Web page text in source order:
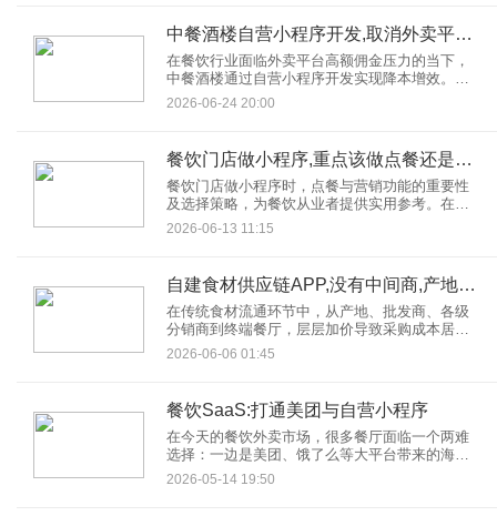
中餐酒楼自营小程序开发,取消外卖平台省下三成佣金
在餐饮行业面临外卖平台高额佣金压力的当下，
中餐酒楼通过自营小程序开发实现降本增效。本
文深度解析自营小程序如何助力酒楼节省三成佣
考。
2026-06-24 20:00
餐饮门店做小程序,重点该做点餐还是营销功能?
餐饮门店做小程序时，点餐与营销功能的重要性
及选择策略，为餐饮从业者提供实用参考。在开
发小程序过程中，不少餐饮从业者陷入纠结：餐
2026-06-13 11:15
自建食材供应链APP,没有中间商,产地拿货利润全部自留
在传统食材流通环节中，从产地、批发商、各级
分销商到终端餐厅，层层加价导致采购成本居高
不下。为此，越来越多的餐饮连锁品牌与食材企
真正实现“产地直采、降本增效、利润自留”。
2026-06-06 01:45
餐饮SaaS:打通美团与自营小程序
在今天的餐饮外卖市场，很多餐厅面临一个两难
选择：一边是美团、饿了么等大平台带来的海量
客源，一边是不断上涨的佣金和难以积累的私域
2026-05-14 19:50